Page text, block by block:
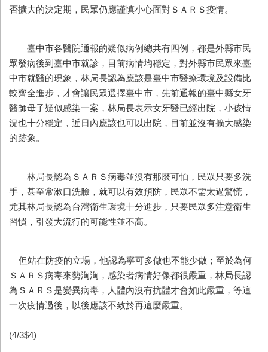
否擴大的決定期，民眾仍應謹慎小心面對ＳＡＲＳ疫情。
臺中市各醫院通報的疑似病例總共有四例，都是外縣市民
眾發病後到臺中市就診，目前病情均穩定，對外縣市民眾來臺
中市就醫的現象，林局長認為應該是臺中市醫療環境及設備比
較齊全進步，才會讓民眾選擇臺中市，先前通報的臺中縣女牙
醫師母子疑似感染一案，林局長表示女牙醫已經出院，小孩情
況也十分穩定，近日內應該也可以出院，目前並沒有擴大感染
的跡象。
林局長認為ＳＡＲＳ病毒並沒有那麼可怕，民眾只要多洗
手，甚至常漱口洗臉，就可以有效預防，民眾不需太過驚慌，
尤其林局長認為台灣衛生環境十分進步，只要民眾多注意衛生
習慣，引發大流行的可能性並不高。
但站在防疫的立場，他認為寧可多做也不能少做；至於為何
ＳＡＲＳ病毒來勢洶洶，感染者病情好像都很嚴重，林局長認
為ＳＡＲＳ是變異病毒，人體內沒有抗體才會如此嚴重，等這
一次疫情過後，以後應該不致於再這麼嚴重。
(4/3$4)